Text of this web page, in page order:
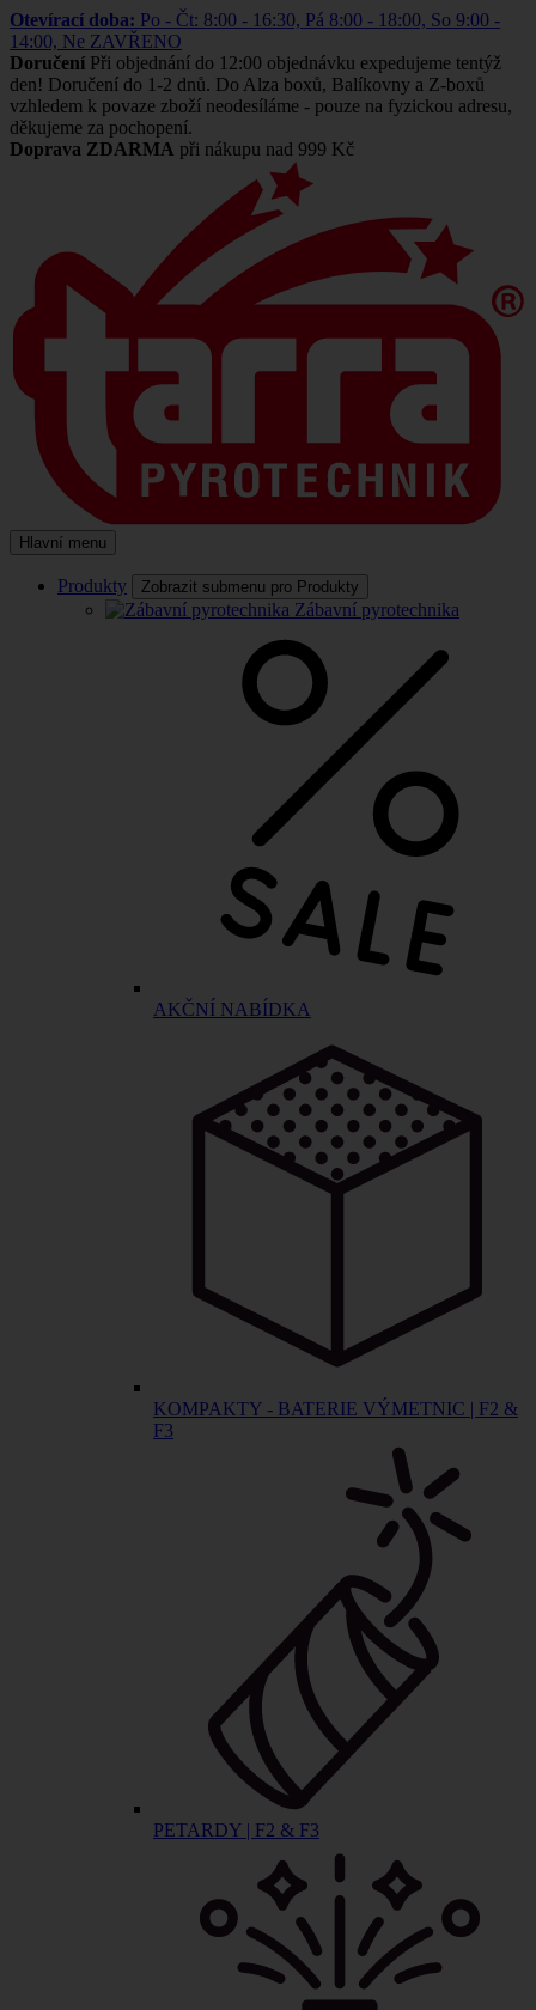
Otevírací doba: Po - Čt: 8:00 - 16:30, Pá 8:00 - 18:00, So 9:00 -
14:00, Ne ZAVŘENO
Doručení Při objednání do 12:00 objednávku expedujeme tentýž
den! Doručení do 1-2 dnů. Do Alza boxů, Balíkovny a Z-boxů
vzhledem k povaze zboží neodesíláme - pouze na fyzickou adresu,
děkujeme za pochopení.
Doprava ZDARMA při nákupu nad 999 Kč
Hlavní menu
Produkty Zobrazit submenu pro Produkty
Zábavní pyrotechnika
AKČNÍ NABÍDKA
KOMPAKTY - BATERIE VÝMETNIC | F2 &
F3
PETARDY | F2 & F3